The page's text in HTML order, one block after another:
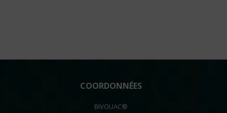
COORDONNÉES
BIVOUAC®